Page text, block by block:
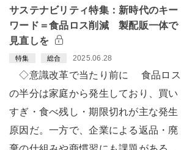
サステナビリティ特集：新時代のキー
ワード＝食品ロス削減 製配販一体で
見直しを
特集 総合 2025.06.28
◇意識改革で当たり前に 食品ロス
の半分は家庭から発生しており、買い
すぎ・食べ残し・期限切れが主な発生
原因だ。一方で、企業による返品・廃